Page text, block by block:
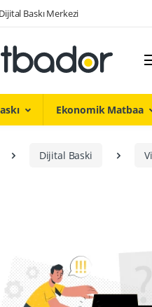
Baskı Merkezi
Ekonomik Matbaa
Dijital Baski